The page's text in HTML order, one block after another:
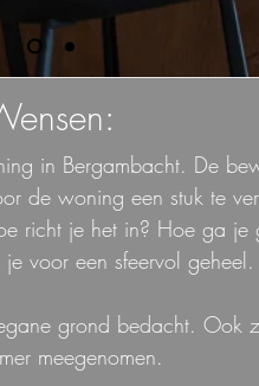
in Bergambacht. De
de woning een stuk te
richt je het in? Hoe ga je
voor een sfeervol geheel.
grond bedacht. Ook
meegenomen.